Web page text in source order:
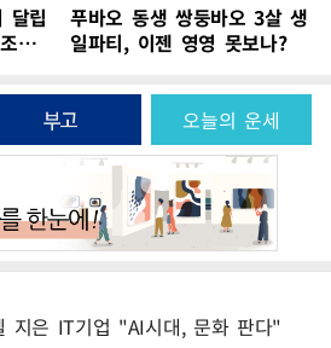
달립
망
푸바오 동생 쌍둥바오 3살 생
일파티, 이젠 영영 못보나?
오늘의 운세
지은 IT기업 "AI시대, 문화 판다"